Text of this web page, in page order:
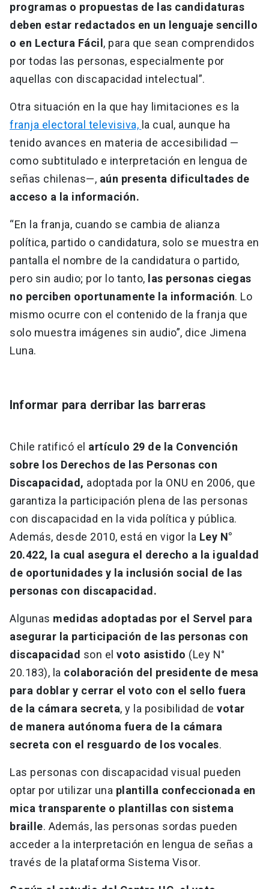
programas o propuestas de las candidaturas
deben estar redactados en un lenguaje sencillo
o en Lectura Fácil , para que sean comprendidos
por todas las personas, especialmente por
aquellas con discapacidad intelectual”.
Otra situación en la que hay limitaciones es la
franja electoral televisiva, la cual, aunque ha
tenido avances en materia de accesibilidad —
como subtitulado e interpretación en lengua de
señas chilenas—, aún presenta dificultades de
acceso a la información.
“En la franja, cuando se cambia de alianza
política, partido o candidatura, solo se muestra en
pantalla el nombre de la candidatura o partido,
pero sin audio; por lo tanto, las personas ciegas
no perciben oportunamente la información. Lo
mismo ocurre con el contenido de la franja que
solo muestra imágenes sin audio”, dice Jimena
Luna.
Informar para derribar las barreras
Chile ratificó el artículo 29 de la Convención
sobre los Derechos de las Personas con
Discapacidad, adoptada por la ONU en 2006, que
garantiza la participación plena de las personas
con discapacidad en la vida política y pública.
Además, desde 2010, está en vigor la Ley N°
20.422, la cual asegura el derecho a la igualdad
de oportunidades y la inclusión social de las
personas con discapacidad.
Algunas medidas adoptadas por el Servel para
asegurar la participación de las personas con
discapacidad son el voto asistido (Ley N°
20.183), la colaboración del presidente de mesa
para doblar y cerrar el voto con el sello fuera
de la cámara secreta, y la posibilidad de votar
de manera autónoma fuera de la cámara
secreta con el resguardo de los vocales.
Las personas con discapacidad visual pueden
optar por utilizar una plantilla confeccionada en
mica transparente o plantillas con sistema
braille. Además, las personas sordas pueden
acceder a la interpretación en lengua de señas a
través de la plataforma Sistema Visor.